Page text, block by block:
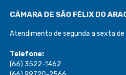
CÂMARA DE SÃO FÉLIX DO
Atendimento de segunda a sexta de
Telefone:
(66) 3522-1462